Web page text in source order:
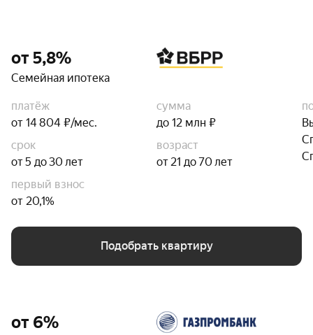
от 5,8%
Семейная ипотека
платёж
от 14 804 ₽/мес.
сумма
до 12 млн ₽
срок
от 5 до 30 лет
возраст
от 21 до 70 лет
первый взнос
от 20,1%
Подобрать квартиру
от 6%